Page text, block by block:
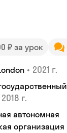
₽ за урок
• 2021 г.
2018 г.
автономная
организация